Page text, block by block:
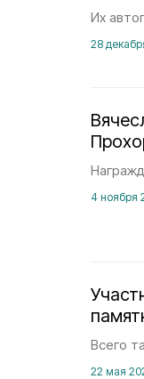
Их
28
4 ноября
Всего
22 мая